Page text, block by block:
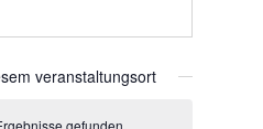
veranstaltungsort